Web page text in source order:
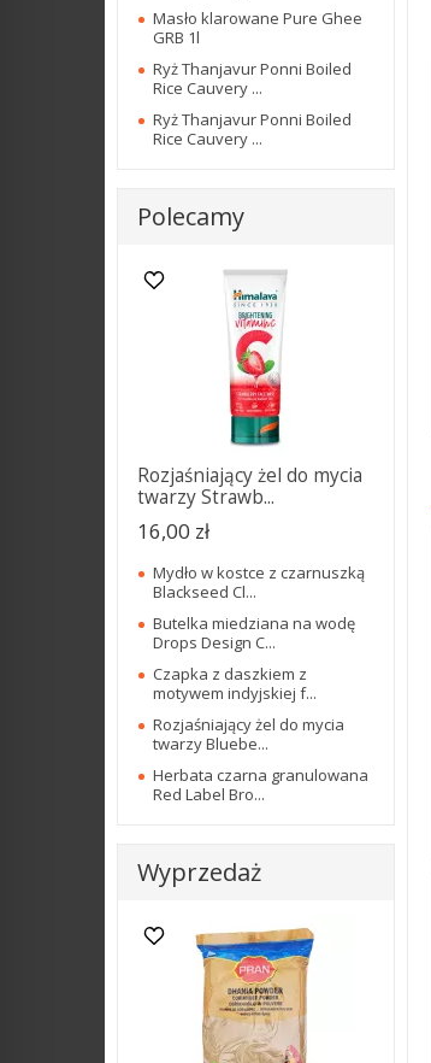
Masło klarowane Pure Ghee
GRB 1l
Ryż Thanjavur Ponni Boiled
Rice Cauvery ...
Ryż Thanjavur Ponni Boiled
Rice Cauvery ...
Polecamy
Rozjaśniający żel do mycia
twarzy Strawb...
16,00 zł
Mydło w kostce z czarnuszką
Blackseed Cl...
Butelka miedziana na wodę
Drops Design C...
Czapka z daszkiem z
motywem indyjskiej f...
Rozjaśniający żel do mycia
twarzy Bluebe...
Herbata czarna granulowana
Red Label Bro...
Wyprzedaż